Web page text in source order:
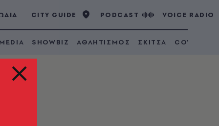
CITY GUIDE PODCAST VOICE RADIO
SHOWBIZ ΑΘΛΗΤΙΣΜΟΣ ΣΚΙΤΣΑ COVID 19